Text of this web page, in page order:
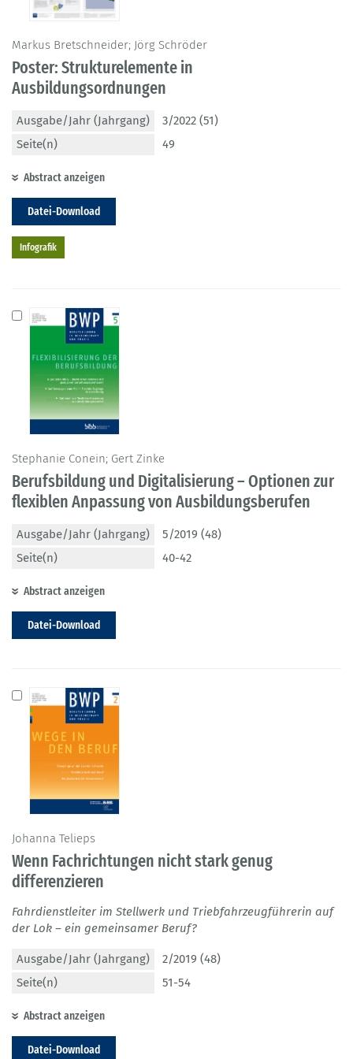
Markus Bretschneider; Jörg Schröder
Poster: Strukturelemente in
Ausbildungsordnungen
Ausgabe/Jahr (Jahrgang)
3/2022 (51)
Seite(n)
49
Abstract anzeigen
Datei-Download
Infografik
Stephanie Conein; Gert Zinke
Berufsbildung und Digitalisierung – Optionen zur
flexiblen Anpassung von Ausbildungsberufen
Ausgabe/Jahr (Jahrgang)
5/2019 (48)
Seite(n)
40-42
Abstract anzeigen
Datei-Download
Johanna Telieps
Wenn Fachrichtungen nicht stark genug
differenzieren
Fahrdienstleiter im Stellwerk und Triebfahrzeugführerin auf
der Lok – ein gemeinsamer Beruf?
Ausgabe/Jahr (Jahrgang)
2/2019 (48)
Seite(n)
51-54
Abstract anzeigen
Datei-Download